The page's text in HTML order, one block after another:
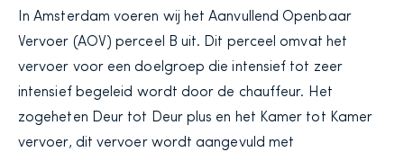
In Amsterdam voeren wij het Aanvullend Openbaar
Vervoer (AOV) perceel B uit. Dit perceel omvat het
vervoer voor een doelgroep die intensief tot zeer
intensief begeleid wordt door de chauffeur. Het
zogeheten Deur tot Deur plus en het Kamer tot Kamer
vervoer, dit vervoer wordt aangevuld met